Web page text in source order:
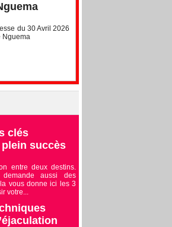
du 30 Avril 2026
Nguema
clés
succès
entre deux destins.
aussi des
vous donne ici les 3
votre...